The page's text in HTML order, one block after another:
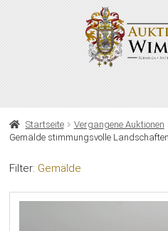
HOME
Startseite Vergangene Auktionen
Gemälde stimmungsvolle
Filter: Gemälde